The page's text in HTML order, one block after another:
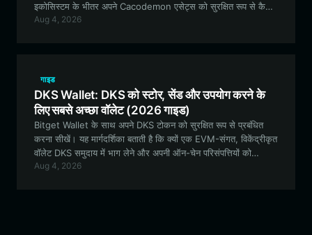
इकोसिस्टम के भीतर अपने Cacodemon एसेट्स को सुरक्षित रूप से कैसे
स्टोर करें, ट्रेड करें और उनका उपयोग करें।
Aug 4, 2026
गाइड
DKS Wallet: DKS को स्टोर, सेंड और उपयोग करने के
लिए सबसे अच्छा वॉलेट (2026 गाइड)
Bitget Wallet के साथ अपने DKS टोकन को सुरक्षित रूप से प्रबंधित
करना सीखें। यह मार्गदर्शिका बताती है कि क्यों एक EVM-संगत, विकेंद्रीकृत
वॉलेट DKS समुदाय में भाग लेने और अपनी ऑन-चेन परिसंपत्तियों को
प्रबंधित करने के लिए सबसे अच्छा टूल है।
Aug 4, 2026